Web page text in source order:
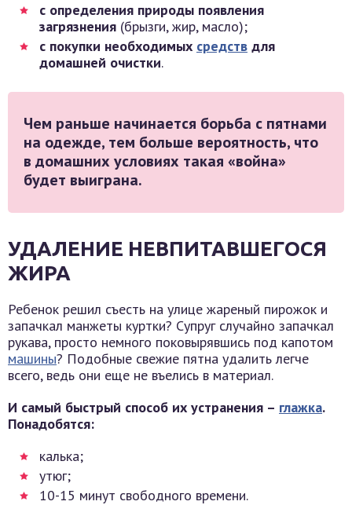
с определения природы появления
загрязнения (брызги, жир, масло);
с покупки необходимых средств для
домашней очистки.
Чем раньше начинается борьба с пятнами
на одежде, тем больше вероятность, что
в домашних условиях такая «война»
будет выиграна.
УДАЛЕНИЕ НЕВПИТАВШЕГОСЯ
ЖИРА
Ребенок решил съесть на улице жареный пирожок и
запачкал манжеты куртки? Супруг случайно запачкал
рукава, просто немного поковырявшись под капотом
машины? Подобные свежие пятна удалить легче
всего, ведь они еще не въелись в материал.
И самый быстрый способ их устранения – глажка.
Понадобятся:
калька;
утюг;
10-15 минут свободного времени.